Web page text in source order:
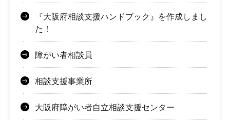
『大阪府相談支援ハンドブック』を作成しまし
た！
障がい者相談員
相談支援事業所
大阪府障がい者自立相談支援センター